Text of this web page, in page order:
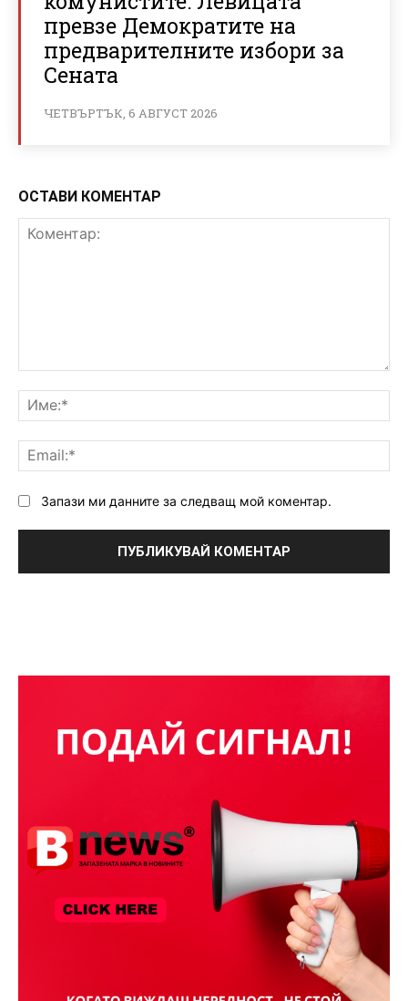
превзе Демократите на
предварителните избори за
Сената
ЧЕТВЪРТЪК, 6 АВГУСТ 2026
ОСТАВИ КОМЕНТАР
Запази ми данните за следващ мой коментар.